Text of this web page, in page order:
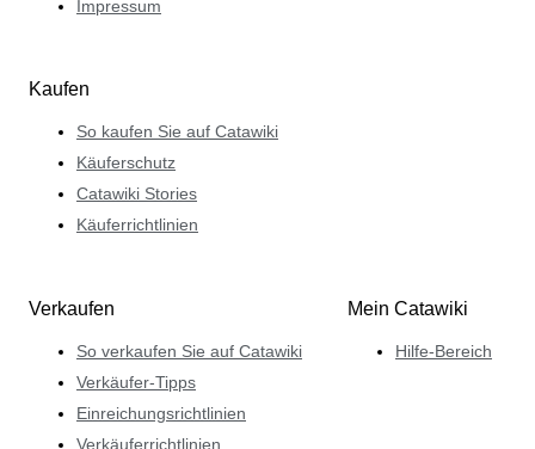
Impressum
Kaufen
So kaufen Sie auf Catawiki
Käuferschutz
Catawiki Stories
Käuferrichtlinien
Verkaufen
So verkaufen Sie auf Catawiki
Verkäufer-Tipps
Einreichungsrichtlinien
Verkäuferrichtlinien
Mein Catawiki
Hilfe-Bereich